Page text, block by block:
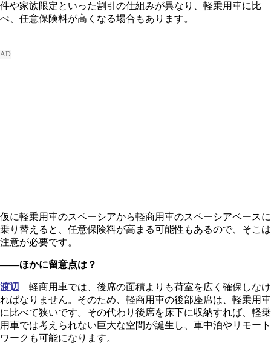
件や家族限定といった割引の仕組みが異なり、軽乗用車に比
べ、任意保険料が高くなる場合もあります。
仮に軽乗用車のスペーシアから軽商用車のスペーシアベースに
乗り替えると、任意保険料が高まる可能性もあるので、そこは
注意が必要です。
――ほかに留意点は？
渡辺 軽商用車では、後席の面積よりも荷室を広く確保しなけ
ればなりません。そのため、軽商用車の後部座席は、軽乗用車
に比べて狭いです。その代わり後席を床下に収納すれば、軽乗
用車では考えられない巨大な空間が誕生し、車中泊やリモート
ワークも可能になります。